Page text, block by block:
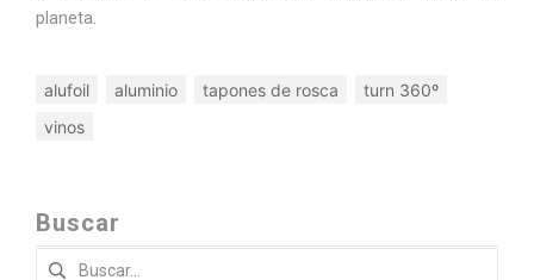
planeta.
alufoil aluminio tapones de rosca
turn 360º
vinos
Buscar
Buscar: